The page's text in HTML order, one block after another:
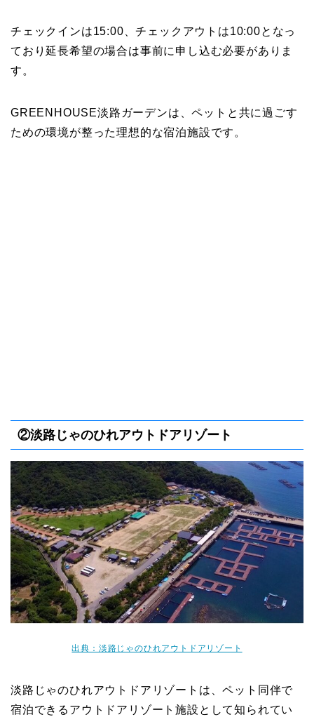
チェックインは15:00、チェックアウトは10:00となっ
ており延長希望の場合は事前に申し込む必要がありま
す。
GREENHOUSE淡路ガーデンは、ペットと共に過ごす
ための環境が整った理想的な宿泊施設です。
②淡路じゃのひれアウトドアリゾート
出典：淡路じゃのひれアウトドアリゾート
淡路じゃのひれアウトドアリゾートは、ペット同伴で
宿泊できるアウトドアリゾート施設として知られてい